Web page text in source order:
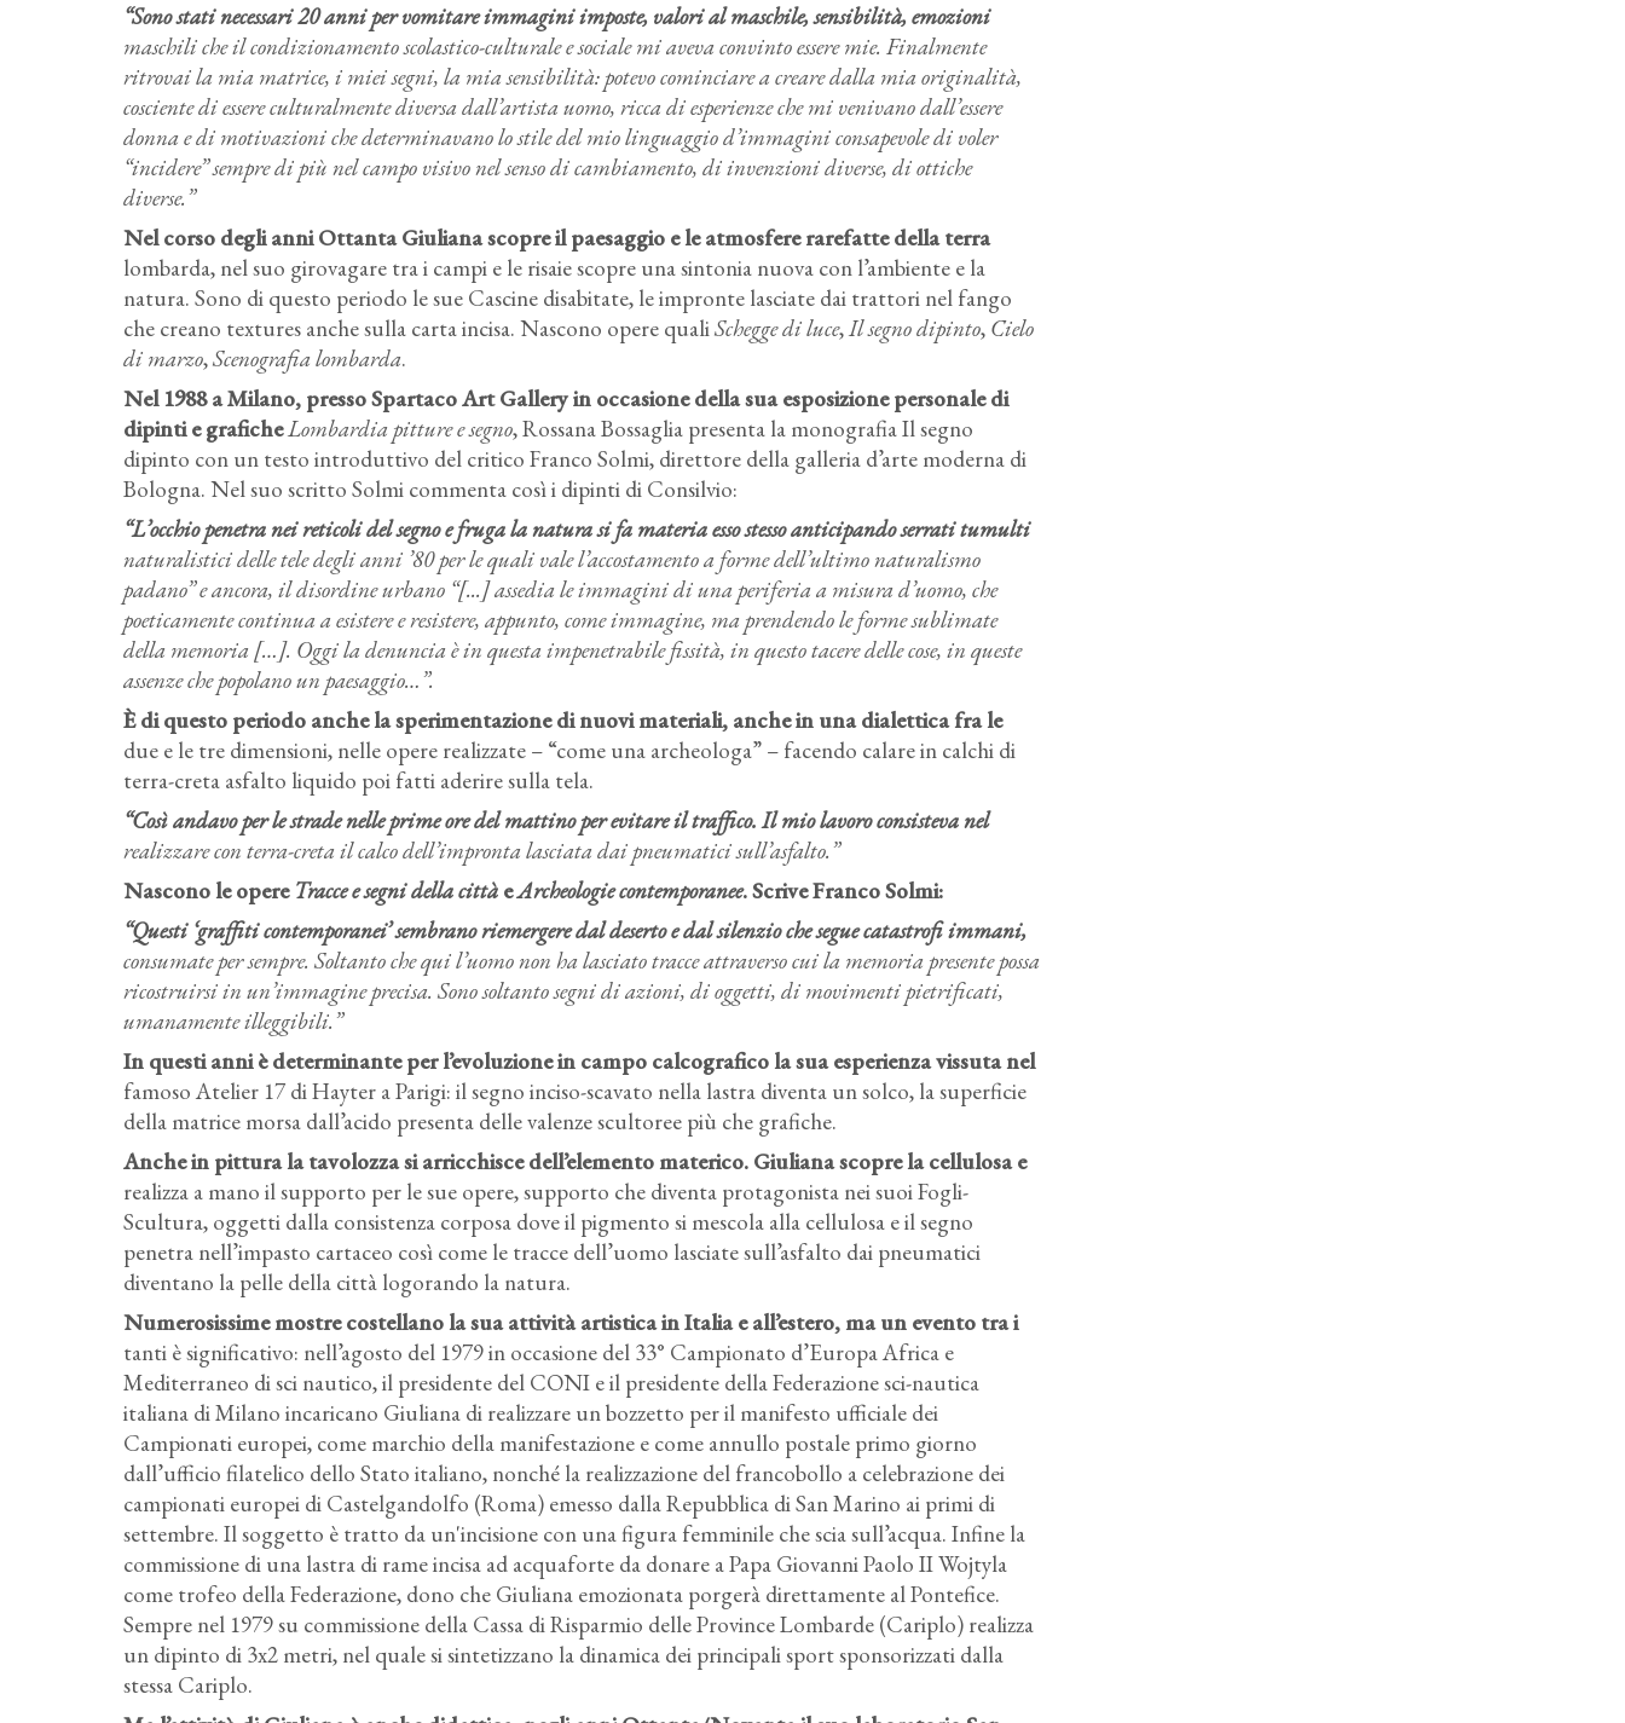
“Sono stati necessari 20 anni per vomitare immagini imposte, valori al maschile, sensibilità, emozioni
maschili che il condizionamento scolastico-culturale e sociale mi aveva convinto essere mie. Finalmente
ritrovai la mia matrice, i miei segni, la mia sensibilità: potevo cominciare a creare dalla mia originalità,
cosciente di essere culturalmente diversa dall’artista uomo, ricca di esperienze che mi venivano dall’essere
donna e di motivazioni che determinavano lo stile del mio linguaggio d’immagini consapevole di voler
“incidere” sempre di più nel campo visivo nel senso di cambiamento, di invenzioni diverse, di ottiche
diverse.”
Nel corso degli anni Ottanta Giuliana scopre il paesaggio e le atmosfere rarefatte della terra
lombarda, nel suo girovagare tra i campi e le risaie scopre una sintonia nuova con l’ambiente e la
natura. Sono di questo periodo le sue Cascine disabitate, le impronte lasciate dai trattori nel fango
che creano textures anche sulla carta incisa. Nascono opere qualiSchegge di luce,Il segno dipinto, Cielo
di marzo,Scenografia lombarda.
Nel 1988 a Milano, presso Spartaco Art Gallery in occasione della sua esposizione personale di
dipinti e graficheLombardia pitture e segno, Rossana Bossaglia presenta la monografia Il segno
dipinto con un testo introduttivo del critico Franco Solmi, direttore della galleria d’arte moderna di
Bologna. Nel suo scritto Solmi commenta così i dipinti di Consilvio:
“L’occhio penetra nei reticoli del segno e fruga la natura si fa materia esso stesso anticipando serrati tumulti
naturalistici delle tele degli anni ’80 per le quali vale l’accostamento a forme dell’ultimo naturalismo
padano” e ancora, il disordine urbano “[...] assedia le immagini di una periferia a misura d’uomo, che
poeticamente continua a esistere e resistere, appunto, come immagine, ma prendendo le forme sublimate
della memoria […]. Oggi la denuncia è in questa impenetrabile fissità, in questo tacere delle cose, in queste
assenze che popolano un paesaggio…”.
È di questo periodo anche la sperimentazione di nuovi materiali, anche in una dialettica fra le
due e le tre dimensioni, nelle opere realizzate – “come una archeologa” – facendo calare in calchi di
terra-creta asfalto liquido poi fatti aderire sulla tela.
“Così andavo per le strade nelle prime ore del mattino per evitare il traffico. Il mio lavoro consisteva nel
realizzare con terra-creta il calco dell’impronta lasciata dai pneumatici sull’asfalto.”
Nascono le opere Tracce e segni della città eArcheologie contemporanee. Scrive Franco Solmi:
“Questi ‘graffiti contemporanei’ sembrano riemergere dal deserto e dal silenzio che segue catastrofi immani,
consumate per sempre. Soltanto che qui l’uomo non ha lasciato tracce attraverso cui la memoria presente possa
ricostruirsi in un’immagine precisa. Sono soltanto segni di azioni, di oggetti, di movimenti pietrificati,
umanamente illeggibili.”
In questi anni è determinante per l’evoluzione in campo calcografico la sua esperienza vissuta nel
famoso Atelier 17 di Hayter a Parigi: il segno inciso-scavato nella lastra diventa un solco, la superficie
della matrice morsa dall’acido presenta delle valenze scultoree più che grafiche.
Anche in pittura la tavolozza si arricchisce dell’elemento materico. Giuliana scopre la cellulosa e
realizza a mano il supporto per le sue opere, supporto che diventa protagonista nei suoi Fogli-
Scultura, oggetti dalla consistenza corposa dove il pigmento si mescola alla cellulosa e il segno
penetra nell’impasto cartaceo così come le tracce dell’uomo lasciate sull’asfalto dai pneumatici
diventano la pelle della città logorando la natura.
Numerosissime mostre costellano la sua attività artistica in Italia e all’estero, ma un evento tra i
tanti è significativo: nell’agosto del 1979 in occasione del 33° Campionato d’Europa Africa e
Mediterraneo di sci nautico, il presidente del CONI e il presidente della Federazione sci-nautica
italiana di Milano incaricano Giuliana di realizzare un bozzetto per il manifesto ufficiale dei
Campionati europei, come marchio della manifestazione e come annullo postale primo giorno
dall’ufficio filatelico dello Stato italiano, nonché la realizzazione del francobollo a celebrazione dei
campionati europei di Castelgandolfo (Roma) emesso dalla Repubblica di San Marino ai primi di
settembre. Il soggetto è tratto da un'incisione con una figura femminile che scia sull’acqua. Infine la
commissione di una lastra di rame incisa ad acquaforte da donare a Papa Giovanni Paolo II Wojtyla
come trofeo della Federazione, dono che Giuliana emozionata porgerà direttamente al Pontefice.
Sempre nel 1979 su commissione della Cassa di Risparmio delle Province Lombarde (Cariplo) realizza
un dipinto di 3x2 metri, nel quale si sintetizzano la dinamica dei principali sport sponsorizzati dalla
stessa Cariplo.